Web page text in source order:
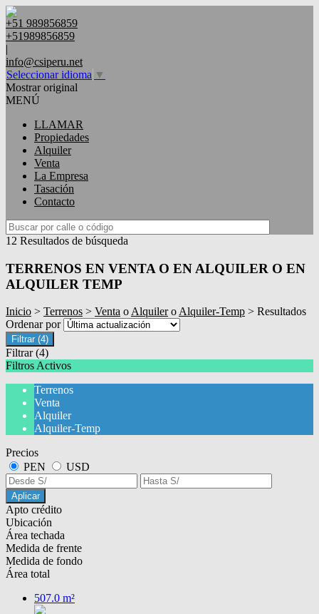
+51 989856859
+51989856859
|
info@csiperu.net
Seleccionar idioma ▼
Mostrar original
MENÚ
LLAMAR
Propiedades
Alquiler
Venta
La Empresa
Tasación
Contacto
12 Resultados de búsqueda
TERRENOS EN VENTA O EN ALQUILER O EN
ALQUILER TEMP
Inicio > Terrenos > Venta oAlquileroAlquiler-Temp > Resultados
Ordenar por
Filtrar (4)
Filtrar (4)
Filtros Activos
Terrenos
Venta
Alquiler
Alquiler-Temp
Precios
PEN
USD
Aplicar
Apto crédito
Ubicación
Área techada
Medida de frente
Medida de fondo
Área total
507.0 m²